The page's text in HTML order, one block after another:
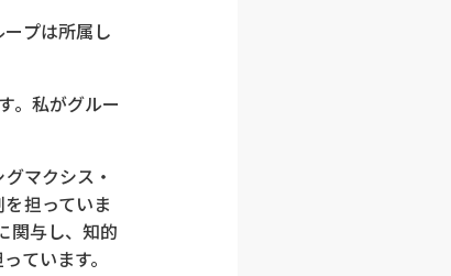
プは所属し
。私がグルー
マクシス・
担っていま
関与し、知的
ています。